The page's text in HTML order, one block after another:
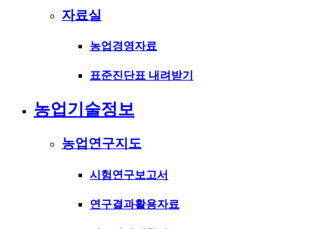
자료실
농업경영자료
표준진단표 내려받기
농업기술정보
농업연구지도
시험연구보고서
연구결과활용자료